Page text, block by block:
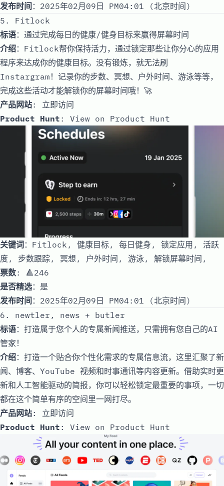
发布时间 ：2025年02月09日 PM04:01 (北京时间)
5. Fitlock
标语：通过完成每日的健康/健身目标来赢得屏幕时间
介绍：Fitlock帮你保持活力，通过锁定那些让你分心的应用
程序来达成你的健康目标。没有锻炼，就无法刷
Instargram！记录你的步数、冥想、户外时间、游泳等等，
完成这些活动才能解锁你的屏幕时间哦！🚀
产品网站: 立即访问
Product Hunt : View on Product Hunt
关键词：Fitlock, 健康目标, 每日健身, 锁定应用, 活跃
度, 步数跟踪, 冥想, 户外时间, 游泳, 解锁屏幕时间,
票数: 🔺246
是否精选：是
发布时间 ：2025年02月09日 PM04:01 (北京时间)
6. newtler, news + butler
标语：打造属于您个人的专属新闻推送，只需拥有您自己的AI
管家！
介绍：打造一个贴合你个性化需求的专属信息流，这里汇聚了新
闻、博客、YouTube 视频和时事通讯等内容更新。借助实时更
新和人工智能驱动的简报，你可以轻松锁定最重要的事项，一切
都在这个简单有序的空间里一网打尽。
产品网站: 立即访问
Product Hunt : View on Product Hunt